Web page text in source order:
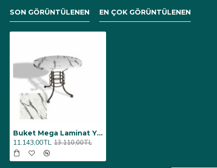
SON GÖRÜNTÜLENEN EN ÇOK GÖRÜNTÜLENEN
Buket Mega Laminat Yuvarlak Mutfak Masası Q100 - Afyon Marble
11.143,00TL 13.110,00TL